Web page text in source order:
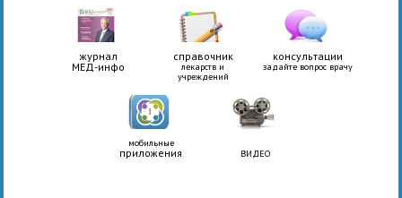
журнал
МЕД-инфо
справочник
лекарств и
учреждений
консультации
задайте вопрос врачу
мобильные
приложения ВИДЕО